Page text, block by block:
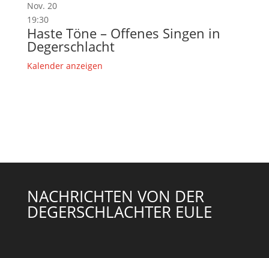
Nov. 20
19:30
Haste Töne – Offenes Singen in
Degerschlacht
Kalender anzeigen
NACHRICHTEN VON DER
DEGERSCHLACHTER EULE